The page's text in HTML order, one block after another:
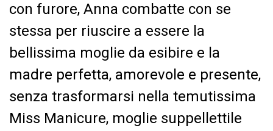
con furore, Anna combatte con se
stessa per riuscire a essere la
bellissima moglie da esibire e la
madre perfetta, amorevole e presente,
senza trasformarsi nella temutissima
Miss Manicure, moglie suppellettile